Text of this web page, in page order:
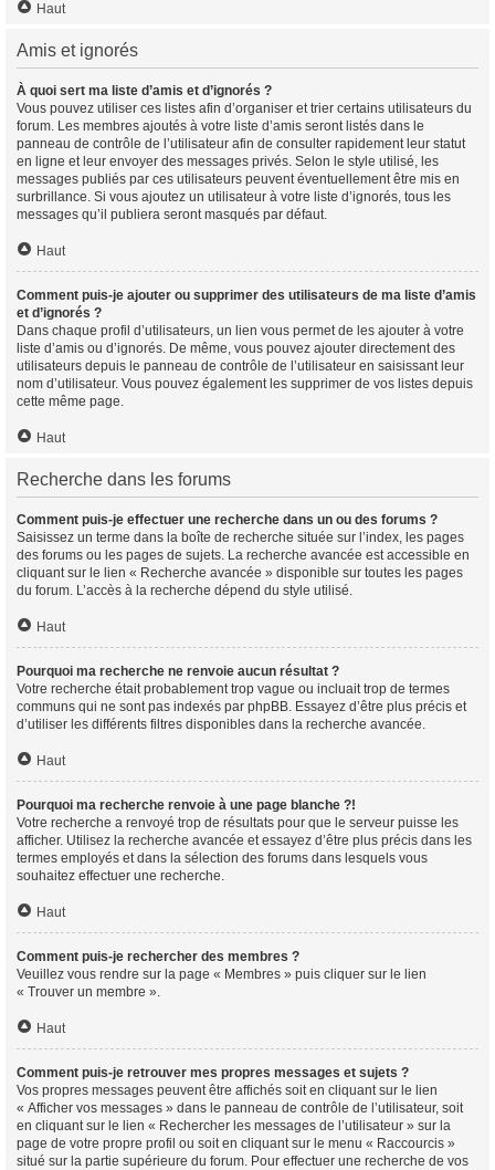
Haut
Amis et ignorés
À quoi sert ma liste d’amis et d’ignorés ?
Vous pouvez utiliser ces listes afin d’organiser et trier certains utilisateurs du
forum. Les membres ajoutés à votre liste d’amis seront listés dans le
panneau de contrôle de l’utilisateur afin de consulter rapidement leur statut
en ligne et leur envoyer des messages privés. Selon le style utilisé, les
messages publiés par ces utilisateurs peuvent éventuellement être mis en
surbrillance. Si vous ajoutez un utilisateur à votre liste d’ignorés, tous les
messages qu’il publiera seront masqués par défaut.
Haut
Comment puis-je ajouter ou supprimer des utilisateurs de ma liste d’amis
et d’ignorés ?
Dans chaque profil d’utilisateurs, un lien vous permet de les ajouter à votre
liste d’amis ou d’ignorés. De même, vous pouvez ajouter directement des
utilisateurs depuis le panneau de contrôle de l’utilisateur en saisissant leur
nom d’utilisateur. Vous pouvez également les supprimer de vos listes depuis
cette même page.
Haut
Recherche dans les forums
Comment puis-je effectuer une recherche dans un ou des forums ?
Saisissez un terme dans la boîte de recherche située sur l’index, les pages
des forums ou les pages de sujets. La recherche avancée est accessible en
cliquant sur le lien « Recherche avancée » disponible sur toutes les pages
du forum. L’accès à la recherche dépend du style utilisé.
Haut
Pourquoi ma recherche ne renvoie aucun résultat ?
Votre recherche était probablement trop vague ou incluait trop de termes
communs qui ne sont pas indexés par phpBB. Essayez d’être plus précis et
d’utiliser les différents filtres disponibles dans la recherche avancée.
Haut
Pourquoi ma recherche renvoie à une page blanche ?!
Votre recherche a renvoyé trop de résultats pour que le serveur puisse les
afficher. Utilisez la recherche avancée et essayez d’être plus précis dans les
termes employés et dans la sélection des forums dans lesquels vous
souhaitez effectuer une recherche.
Haut
Comment puis-je rechercher des membres ?
Veuillez vous rendre sur la page « Membres » puis cliquer sur le lien
« Trouver un membre ».
Haut
Comment puis-je retrouver mes propres messages et sujets ?
Vos propres messages peuvent être affichés soit en cliquant sur le lien
« Afficher vos messages » dans le panneau de contrôle de l’utilisateur, soit
en cliquant sur le lien « Rechercher les messages de l’utilisateur » sur la
page de votre propre profil ou soit en cliquant sur le menu « Raccourcis »
situé sur la partie supérieure du forum. Pour effectuer une recherche de vos